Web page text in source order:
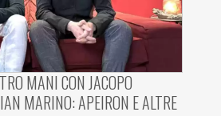
MANI CON JACOPO
MARINO: APEIRON E ALTRE